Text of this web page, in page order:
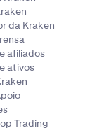
da Kraken
afiliados
ativos
Trading